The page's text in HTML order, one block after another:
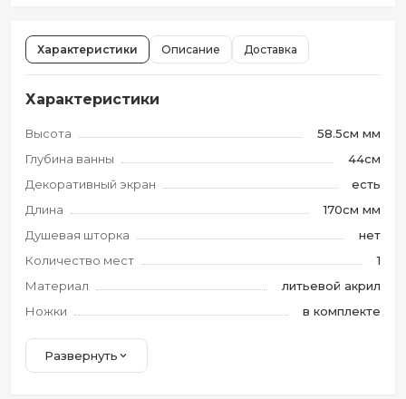
Характеристики Описание Доставка
Характеристики
Высота
58.5см мм
Глубина ванны
44см
Декоративный экран
есть
Длина
170см мм
Душевая шторка
нет
Количество мест
1
Материал
литьевой акрил
Ножки
в комплекте
Развернуть